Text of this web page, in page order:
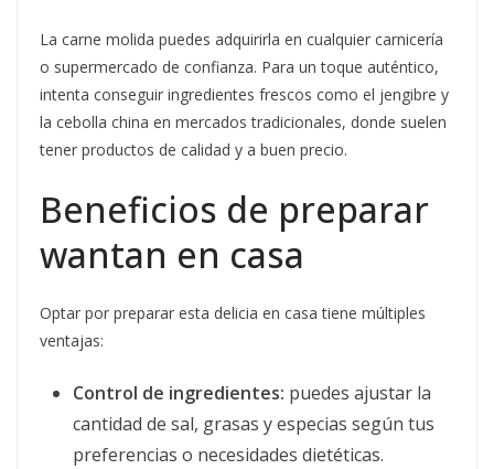
La carne molida puedes adquirirla en cualquier carnicería
o supermercado de confianza. Para un toque auténtico,
intenta conseguir ingredientes frescos como el jengibre y
la cebolla china en mercados tradicionales, donde suelen
tener productos de calidad y a buen precio.
Beneficios de preparar
wantan en casa
Optar por preparar esta delicia en casa tiene múltiples
ventajas:
Control de ingredientes: puedes ajustar la
cantidad de sal, grasas y especias según tus
preferencias o necesidades dietéticas.